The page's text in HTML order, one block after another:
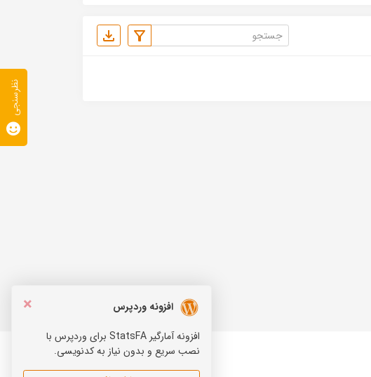
×
افزونه وردپرس
افزونه آمارگیر StatsFA برای وردپرس با
نصب سریع و بدون نیاز به کدنویسی.
نظرسنجی